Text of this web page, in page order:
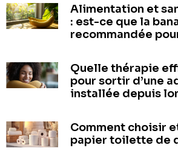
Alimentation et
: est-ce que la
recommandée
Quelle thérapie
pour sortir d’une
installée depuis
Comment choisir
papier toilette de